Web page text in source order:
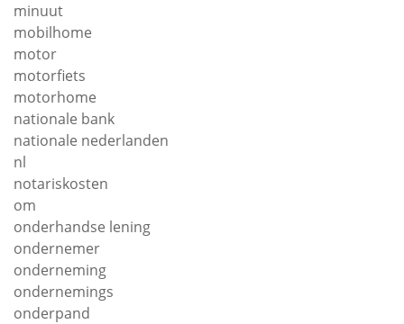
minuut
mobilhome
motor
motorfiets
motorhome
nationale bank
nationale nederlanden
nl
notariskosten
om
onderhandse lening
ondernemer
onderneming
ondernemings
onderpand